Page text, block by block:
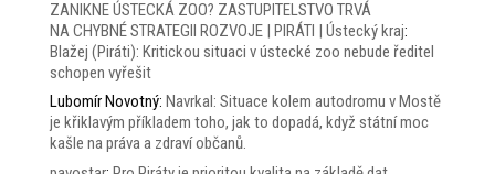
ZANIKNE ÚSTECKÁ ZOO? ZASTUPITELSTVO TRVÁ
NA CHYBNÉ STRATEGII ROZVOJE | PIRÁTI | Ústecký kraj:
Blažej (Piráti): Kritickou situaci v ústecké zoo nebude ředitel
schopen vyřešit
Lubomír Novotný: Navrkal: Situace kolem autodromu v Mostě
je křiklavým příkladem toho, jak to dopadá, když státní moc
kašle na práva a zdraví občanů.